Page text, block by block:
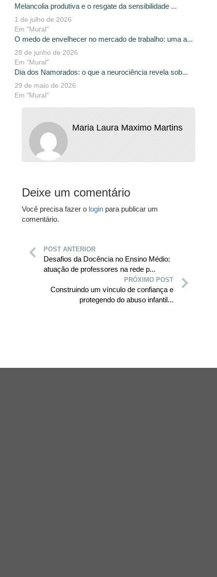
Melancolia produtiva e o resgate da sensibilidade ...
1 de julho de 2026
Em "Mural"
O medo de envelhecer no mercado de trabalho: uma a...
28 de junho de 2026
Em "Mural"
Dia dos Namorados: o que a neurociência revela sob...
29 de maio de 2026
Em "Mural"
Maria Laura Maximo Martins
Deixe um comentário
Você precisa fazer o login para publicar um
comentário.
POST ANTERIOR
Desafios da Docência no Ensino Médio:
atuação de professores na rede p...
PRÓXIMO POST
Construindo um vínculo de confiança e
protegendo do abuso infantil...